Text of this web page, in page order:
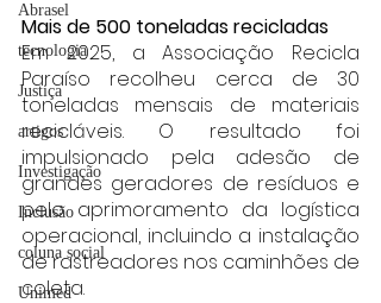
Abrasel
tecnologia
Justiça
artigos
Investigação
Inclusão
coluna social
Unimed
Mais de 500 toneladas recicladas
Em 2025, a Associação Recicla
Paraíso recolheu cerca de 30
toneladas mensais de materiais
recicláveis. O resultado foi
impulsionado pela adesão de
grandes geradores de resíduos e
pelo aprimoramento da logística
operacional, incluindo a instalação
de rastreadores nos caminhões de
coleta.